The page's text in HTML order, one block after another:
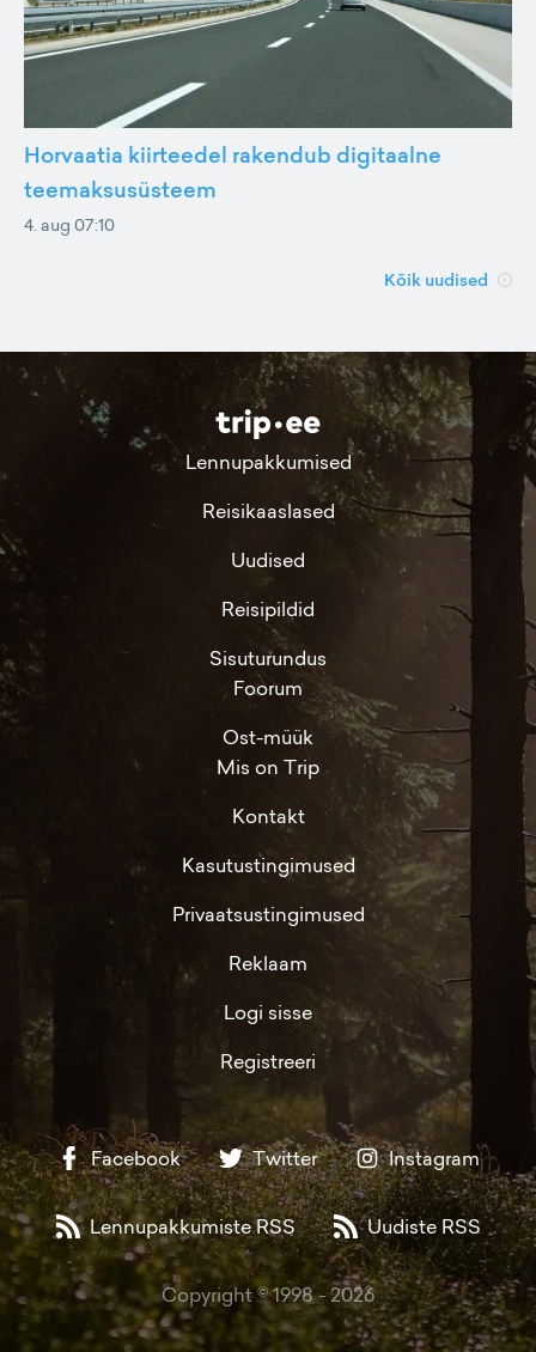
Horvaatia kiirteedel rakendub digitaalne
teemaksusüsteem
4. aug 07:10
Kõik uudised
Lennupakkumised
Reisikaaslased
Uudised
Reisipildid
Sisuturundus
Foorum
Ost-müük
Mis on Trip
Kontakt
Kasutustingimused
Privaatsustingimused
Reklaam
Logi sisse
Registreeri
Facebook Twitter Instagram
Lennupakkumiste RSS Uudiste RSS
Copyright © 1998 -2026